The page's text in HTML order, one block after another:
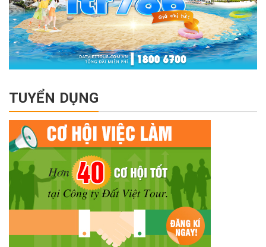
TUYỂN DỤNG